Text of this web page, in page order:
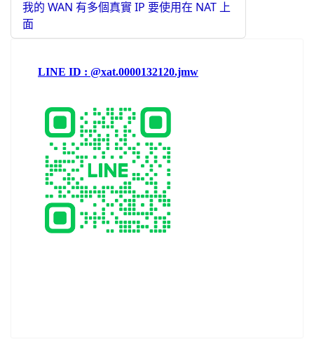
我的 WAN 有多個真實 IP 要使用在 NAT 上
面